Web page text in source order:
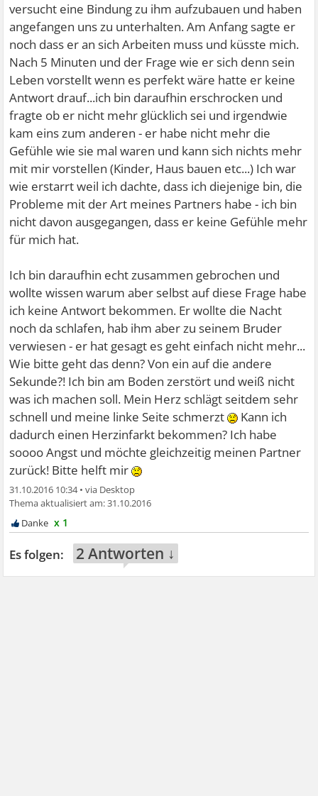
versucht eine Bindung zu ihm aufzubauen und haben
angefangen uns zu unterhalten. Am Anfang sagte er
noch dass er an sich Arbeiten muss und küsste mich.
Nach 5 Minuten und der Frage wie er sich denn sein
Leben vorstellt wenn es perfekt wäre hatte er keine
Antwort drauf...ich bin daraufhin erschrocken und
fragte ob er nicht mehr glücklich sei und irgendwie
kam eins zum anderen - er habe nicht mehr die
Gefühle wie sie mal waren und kann sich nichts mehr
mit mir vorstellen (Kinder, Haus bauen etc...) Ich war
wie erstarrt weil ich dachte, dass ich diejenige bin, die
Probleme mit der Art meines Partners habe - ich bin
nicht davon ausgegangen, dass er keine Gefühle mehr
für mich hat.
Ich bin daraufhin echt zusammen gebrochen und
wollte wissen warum aber selbst auf diese Frage habe
ich keine Antwort bekommen. Er wollte die Nacht
noch da schlafen, hab ihm aber zu seinem Bruder
verwiesen - er hat gesagt es geht einfach nicht mehr...
Wie bitte geht das denn? Von ein auf die andere
Sekunde?! Ich bin am Boden zerstört und weiß nicht
was ich machen soll. Mein Herz schlägt seitdem sehr
schnell und meine linke Seite schmerzt
Kann ich
dadurch einen Herzinfarkt bekommen? Ich habe
soooo Angst und möchte gleichzeitig meinen Partner
zurück! Bitte helft mir
31.10.2016 10:34•
31.10.2016
x 1
2 Antworten ↓